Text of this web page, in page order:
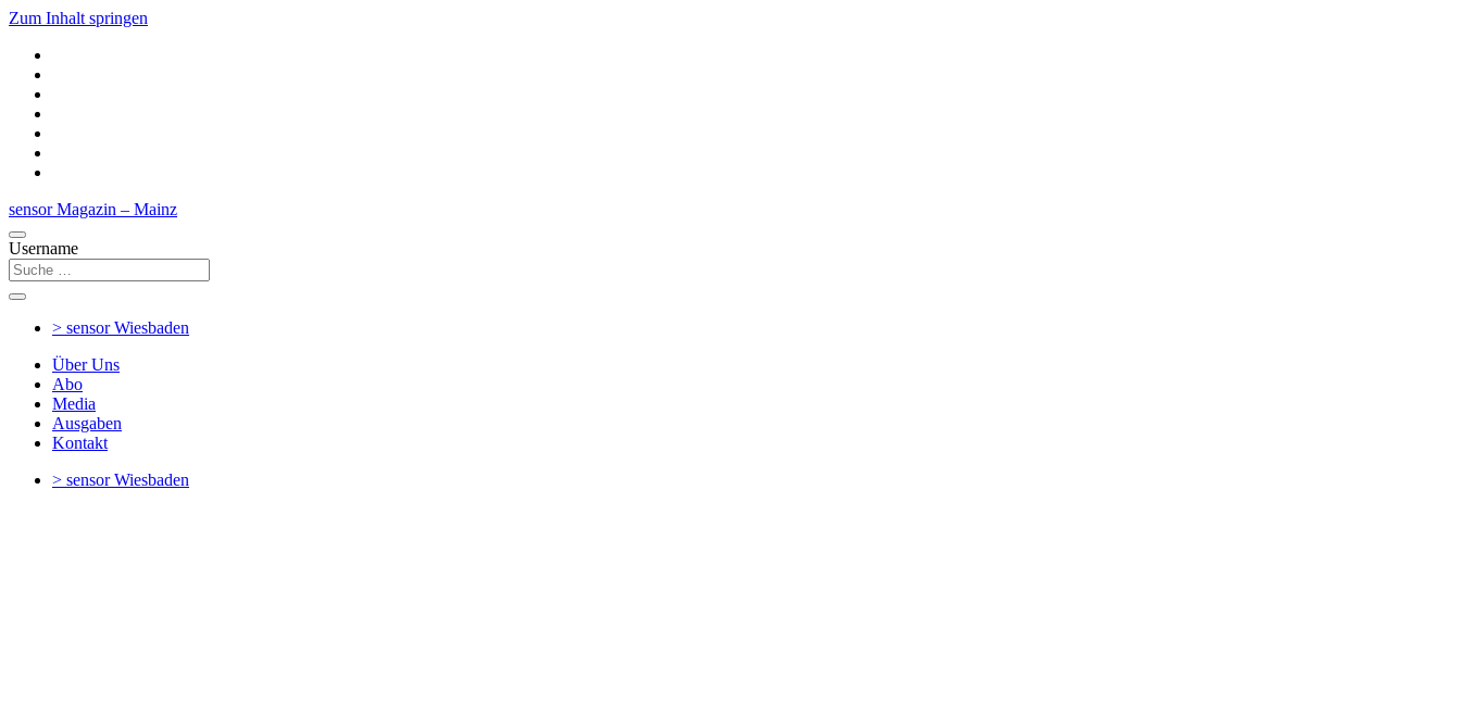
Zum Inhalt springen
sensor Magazin – Mainz
Username
> sensorWiesbaden
Über Uns
Abo
Media
Ausgaben
Kontakt
> sensorWiesbaden